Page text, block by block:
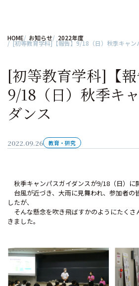
HOME お知らせ 2022年度
[初等教育学科]【報告】9/18（日）秋季キャン
[初等教育学科]【報
9/18（日）秋季キ
ダンス
2022.09.26 教育・研究
秋季キャンパスガイダンスが9/18（日）に
台風が近づき、大雨に見舞われ、参加者の
したが、
そんな懸念を吹き飛ばすかのようにたくさ
きました。